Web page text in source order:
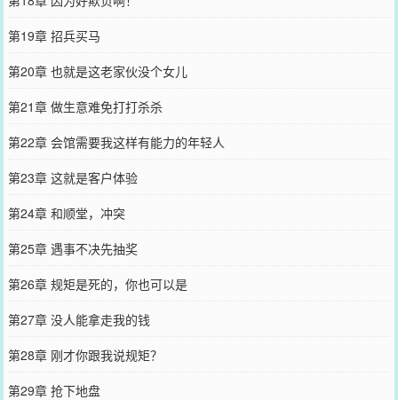
第19章 招兵买马
第20章 也就是这老家伙没个女儿
第21章 做生意难免打打杀杀
第22章 会馆需要我这样有能力的年轻人
第23章 这就是客户体验
第24章 和顺堂，冲突
第25章 遇事不决先抽奖
第26章 规矩是死的，你也可以是
第27章 没人能拿走我的钱
第28章 刚才你跟我说规矩？
第29章 抢下地盘